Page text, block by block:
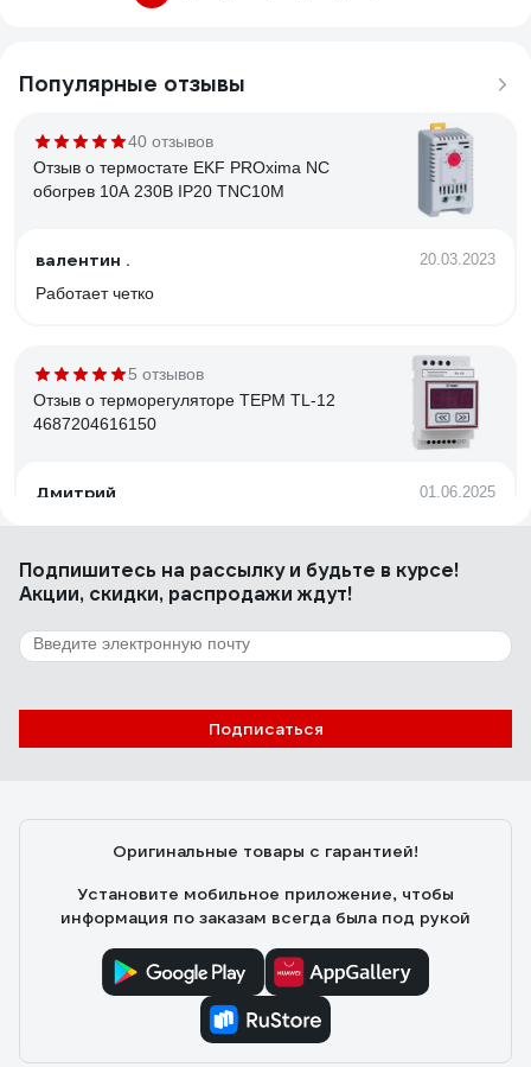
Популярные отзывы
40 отзывов
Отзыв о термостате EKF PROxima NC
обогрев 10А 230В IP20 TNC10M
валентин . 20.03.2023
Работает четко
5 отзывов
Отзыв о терморегуляторе ТЕРМ TL-12
4687204616150
Дмитрий 01.06.2025
Точность, простота
9 отзывов
Отзыв о температурном реле Реле и
Автоматика ТР-79М A8223-34129696
майзенберг леонид
Подпишитесь на рассылкуи будьте в курсе!
Акции, скидки, распродажи ждут!
Подписаться
Оригинальные товары с гарантией!
Установите мобильное приложение, чтобы
информация по заказам всегда была под рукой